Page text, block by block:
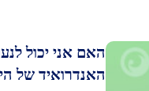
האם אני יכול
האנדרואיד של